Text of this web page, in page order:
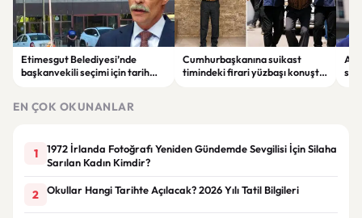
Etimesgut Belediyesi’nde
başkanvekili seçimi için tarih
Cumhurbaşkanına suikast
timindeki firari yüzbaşı konuştu:
EN ÇOK OKUNANLAR
1
1972 İrlanda Fotoğrafı Yeniden Gündemde Sevgilisi İçin Silaha
Sarılan Kadın Kimdir?
2 Okullar Hangi Tarihte Açılacak? 2026 Yılı Tatil Bilgileri